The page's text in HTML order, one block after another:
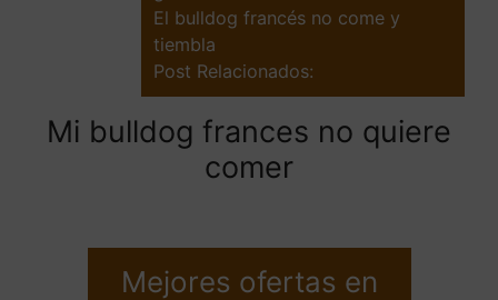
El bulldog francés no come y
tiembla
Post Relacionados:
Mi bulldog frances no quiere
comer
Mejores ofertas en